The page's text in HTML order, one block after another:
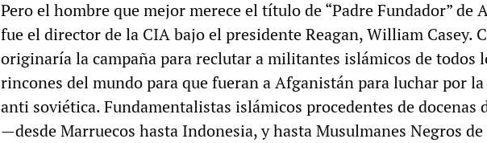
Pero el hombre que mejor merece el título de “Padre Fundador” de
fue el director de la CIA bajo el presidente Reagan, William Casey.
originaría la campaña para reclutar a militantes islámicos de todos
rincones del mundo para que fueran a Afganistán para luchar por la
anti soviética. Fundamentalistas islámicos procedentes de docenas
—desde Marruecos hasta Indonesia, y hasta Musulmanes Negros de